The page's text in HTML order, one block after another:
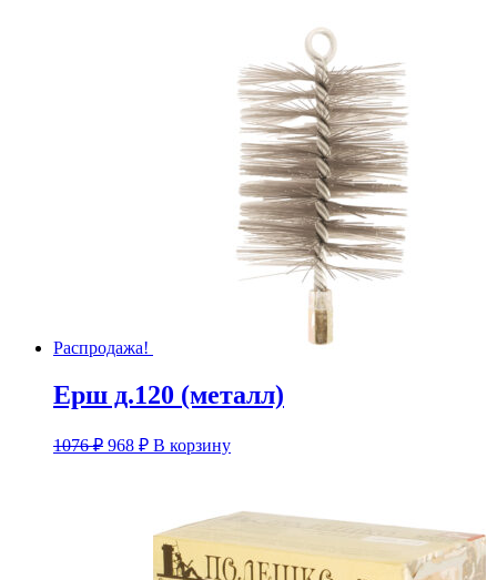
Распродажа!
Ерш д.120 (металл)
1076₽ Первоначальная
968 ₽Текущая
цена:
В корзину